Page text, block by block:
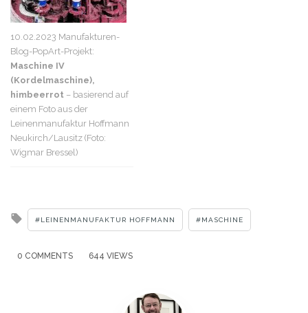
10.02.2023 Manufakturen-
Blog-PopArt-Projekt:
Maschine IV
(Kordelmaschine),
himbeerrot – basierend auf
einem Foto aus der
Leinenmanufaktur Hoffmann
Neukirch/Lausitz (Foto:
Wigmar Bressel)
Tagged
LEINENMANUFAKTUR HOFFMANN MASCHINE
0 COMMENTS 644 VIEWS